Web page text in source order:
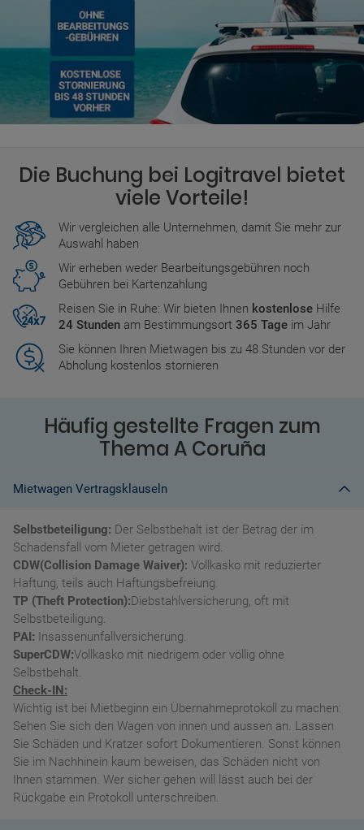
Die Buchung bei Logitravel bietet
viele Vorteile!
Wir vergleichen alle Unternehmen, damit Sie mehr zur
Auswahl haben
Wir erheben weder Bearbeitungsgebühren noch
Gebühren bei Kartenzahlung
Reisen Sie in Ruhe: Wir bieten Ihnen kostenlose Hilfe
24 Stunden am Bestimmungsort 365 Tage im Jahr
Sie können Ihren Mietwagen bis zu 48 Stunden vor der
Abholung kostenlos stornieren
Häufig gestellte Fragen zum
Thema A Coruña
Mietwagen Vertragsklauseln
Selbstbeteiligung: Der Selbstbehalt ist der Betrag der im
Schadensfall vom Mieter getragen wird.
CDW(Collision Damage Waiver): Vollkasko mit reduzierter
Haftung, teils auch Haftungsbefreiung.
TP (Theft Protection):Diebstahlversicherung, oft mit
Selbstbeteiligung.
PAI: Insassenunfallversicherung.
SuperCDW:Vollkasko mit niedrigem oder völlig ohne
Selbstbehalt.
Check-IN:
Wichtig ist bei Mietbeginn ein Übernahmeprotokoll zu machen:
Sehen Sie sich den Wagen von innen und aussen an. Lassen
Sie Schäden und Kratzer sofort Dokumentieren. Sonst können
Sie im Nachhinein kaum beweisen, das Schäden nicht von
Ihnen stammen. Wer sicher gehen will lässt auch bei der
Rückgabe ein Protokoll unterschreiben.